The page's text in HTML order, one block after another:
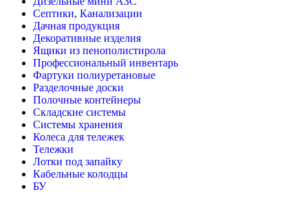
Септики, Канализации
Дачная продукция
Декоративные изделия
Ящики из пенополистирола
Профессиональный инвентарь
Фартуки полиуретановые
Разделочные доски
Полочные контейнеры
Складские системы
Системы хранения
Колеса для тележек
Тележки
Лотки под запайку
Кабельные колодцы
БУ